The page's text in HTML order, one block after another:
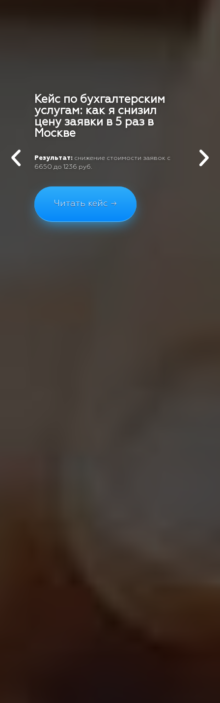
Кейс по бухгалтерским
услугам: как я снизил
цену заявки в 5 раз в
Москве
Результат: снижение стоимости заявок с
6650 до 1236 руб.
Читать кейс →